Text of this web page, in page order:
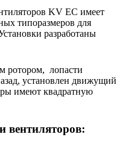
KV EC имеет
типоразмеров для
разработаны
ротором, лопасти
установлен движущий
имеют квадратную
вентиляторов: